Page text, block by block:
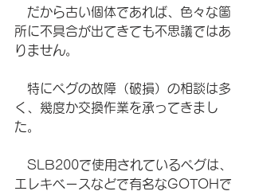
だから古い個体であれば、色々な箇
所に不具合が出てきても不思議ではあ
りません。
特にペグの故障（破損）の相談は多
く、幾度か交換作業を承ってきまし
た。
SLB200で使用されているペグは、
エレキベースなどで有名なGOTOHで